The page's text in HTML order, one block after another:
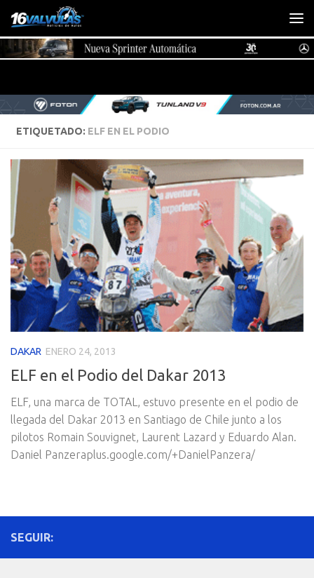
Saltar al contenido
ETIQUETADO: ELF EN EL PODIO
DAKAR ENERO 24, 2013
ELF en el Podio del Dakar 2013
ELF, una marca de TOTAL, estuvo presente en el podio de
llegada del Dakar 2013 en Santiago de Chile junto a los
pilotos Romain Souvignet, Laurent Lazard y Eduardo Alan.
Daniel Panzeraplus.google.com/+DanielPanzera/
SEGUIR: